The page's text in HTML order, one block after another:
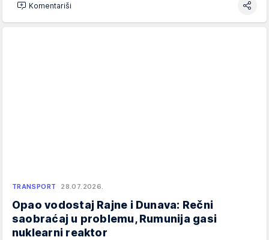
Komentariši
TRANSPORT 28.07.2026.
Opao vodostaj Rajne i Dunava: Rečni
saobraćaj u problemu, Rumunija gasi
nuklearni reaktor